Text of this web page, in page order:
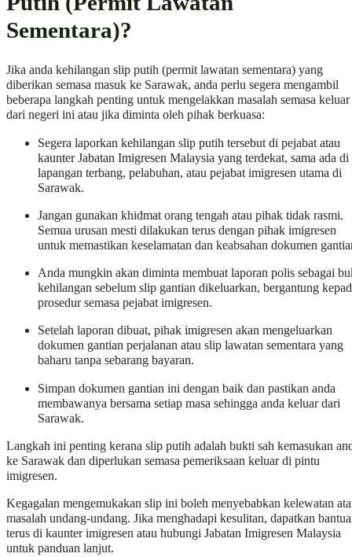
Sementara)?
Jika anda kehilangan slip putih (permit lawatan sementara) yang
diberikan semasa masuk ke Sarawak, anda perlu segera mengambil
beberapa langkah penting untuk mengelakkan masalah semasa keluar
dari negeri ini atau jika diminta oleh pihak berkuasa:
Segera laporkan kehilangan slip putih tersebut di pejabat atau
kaunter Jabatan Imigresen Malaysia yang terdekat, sama ada di
lapangan terbang, pelabuhan, atau pejabat imigresen utama di
Sarawak.
Jangan gunakan khidmat orang tengah atau pihak tidak rasmi.
Semua urusan mesti dilakukan terus dengan pihak imigresen
untuk memastikan keselamatan dan keabsahan dokumen
Anda mungkin akan diminta membuat laporan polis sebagai
kehilangan sebelum slip gantian dikeluarkan, bergantung
prosedur semasa pejabat imigresen.
Setelah laporan dibuat, pihak imigresen akan mengeluarkan
dokumen gantian perjalanan atau slip lawatan sementara yang
baharu tanpa sebarang bayaran.
Simpan dokumen gantian ini dengan baik dan pastikan anda
membawanya bersama setiap masa sehingga anda keluar dari
Sarawak.
Langkah ini penting kerana slip putih adalah bukti sah kemasukan
ke Sarawak dan diperlukan semasa pemeriksaan keluar di pintu
imigresen.
Kegagalan mengemukakan slip ini boleh menyebabkan kelewatan
masalah undang-undang. Jika menghadapi kesulitan, dapatkan
terus di kaunter imigresen atau hubungi Jabatan Imigresen Malaysia
untuk panduan lanjut.